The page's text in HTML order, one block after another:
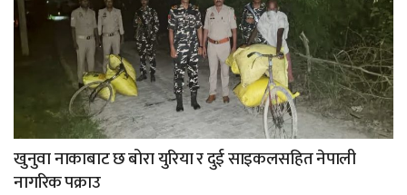
खुनुवा नाकाबाट छ बोरा युरिया र दुई साइकलसहित नेपाली
नागरिक पक्राउ